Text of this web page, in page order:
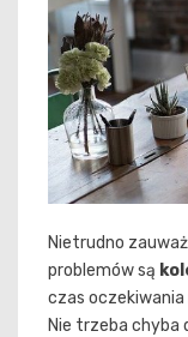
Nietrudno
problemów są
czas
Nie trzeba chyba